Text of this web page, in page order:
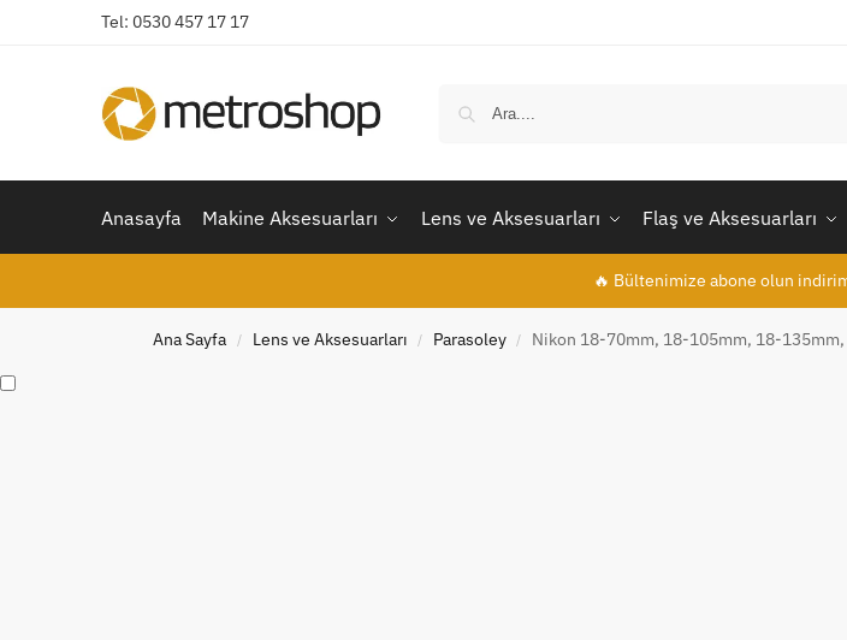
Tel: 0530 457 17 17
Anasayfa Makine Aksesuarları Lens ve Aksesuarları Flaş ve Aksesuarları
🔥 Bültenimize abone olun indirim
Ana Sayfa / Lens ve Aksesuarları / Parasoley / Nikon 18-70mm, 18-105mm, 18-